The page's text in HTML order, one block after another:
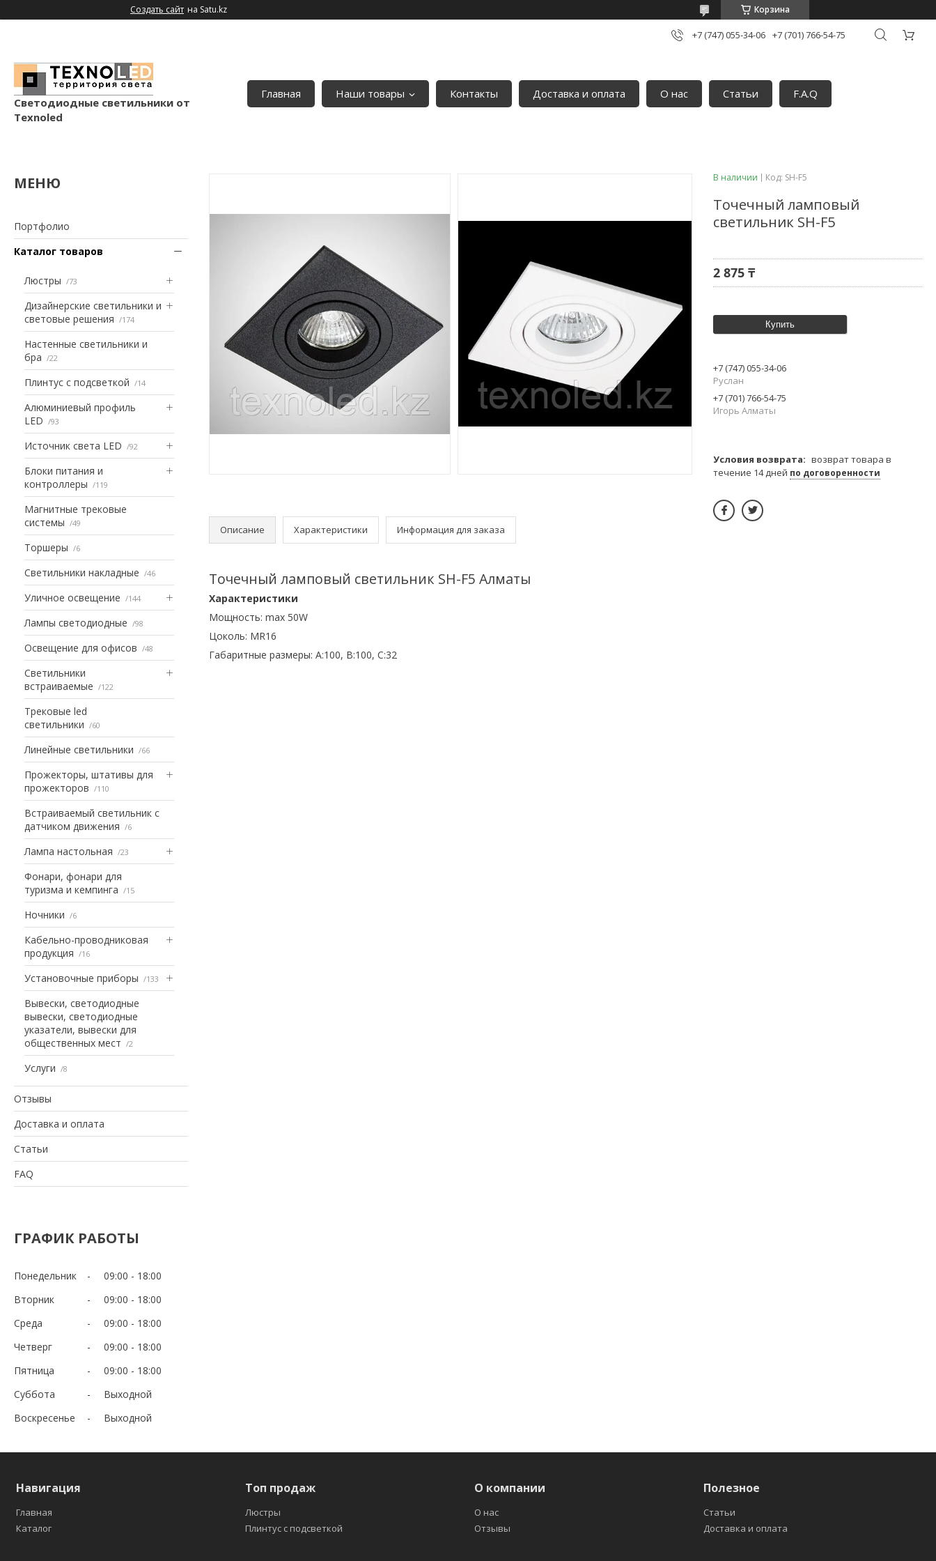
Создать сайт на Satu.kz Корзина
+7 (747) 055-34-06 +7 (701) 766-54-75
Светодиодные светильники от
Texnoled
Главная Наши товары Контакты Доставка и оплата О нас Статьи F.A.Q
Портфолио
Каталог товаров
Люстры 73
Дизайнерские светильники и
световые решения
174
Настенные светильники и
бра
22
Плинтус с подсветкой 14
Алюминиевый профиль
LED
93
Источник света LED 92
Блоки питания и
контроллеры
119
Магнитные трековые
системы
49
Торшеры 6
Светильники накладные 46
Уличное освещение 144
Лампы светодиодные 98
Освещение для офисов 48
Светильники
встраиваемые
122
Трековые led
светильники
60
Линейные светильники 66
Прожекторы, штативы для
прожекторов
110
Встраиваемый светильник с
датчиком движения
6
Лампа настольная 23
Фонари, фонари для
туризма и кемпинга
15
Ночники 6
Кабельно-проводниковая
продукция
16
Установочные приборы 133
Вывески, светодиодные
вывески, светодиодные
указатели, вывески для
общественных мест
2
Услуги 8
Отзывы
Доставка и оплата
Статьи
FAQ
ГРАФИК РАБОТЫ
Понедельник 09:00
18:00
Вторник
09:00
18:00
Среда
09:00
18:00
Четверг
09:00
18:00
Пятница
09:00
18:00
Суббота
Выходной
Воскресенье
Выходной
Описание Характеристики Информация для заказа
Точечный ламповый светильник SH-F5 Алматы
Характеристики
Мощность: max 50W
Цоколь: MR16
Габаритные размеры: A:100, B:100, C:32
В наличии Код: SH-F5
Точечный ламповый
светильник SH-F5
2 875 ₸
Купить
+7 (747) 055-34-06
Руслан
+7 (701) 766-54-75
Игорь Алматы
возврат товара в
течение 14 дней по договоренности
Навигация
Главная
Каталог
Топ продаж
Люстры
Плинтус с подсветкой
О компании
О нас
Отзывы
Полезное
Статьи
Доставка и оплата